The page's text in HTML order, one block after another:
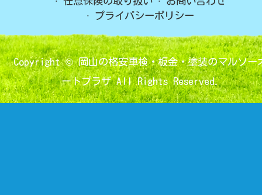
プライバシーポリシー
Copyright ©岡山の格安車検・板金・塗装のマルソー
ートプラザAll Rights Reserved.